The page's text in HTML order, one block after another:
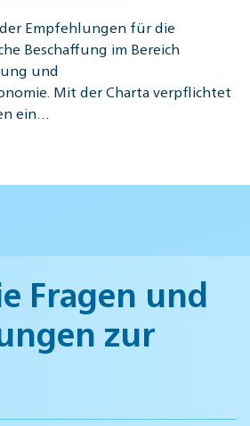
Empfehlungen für die
Beschaffung im Bereich
und
Mit der Charta verpflichtet
ein…
Fragen und
zur